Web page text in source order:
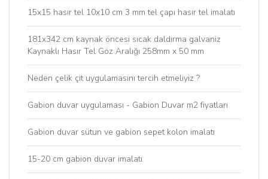
15x15 hasır tel 10x10 cm 3 mm tel çapı hasır tel imalatı
181x342 cm kaynak öncesi sıcak daldırma galvaniz
Kaynaklı Hasır Tel Göz Aralığı 258mm x 50 mm
Neden çelik çit uygulamasını tercih etmeliyiz ?
Gabion duvar uygulaması - Gabion Duvar m2 fiyatları
Gabion duvar sütun ve gabion sepet kolon imalatı
15-20 cm gabion duvar imalatı